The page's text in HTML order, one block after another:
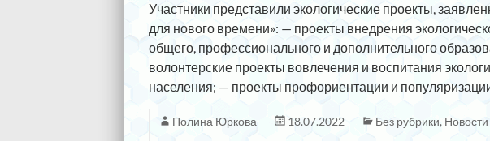
Участники представили экологические проекты,
для нового времени»: — проекты внедрения
общего, профессионального и дополнительного
волонтерские проекты вовлечения и воспитания
населения; — проекты профориентации и
Полина Юркова 18.07.2022 Без рубрики, Новости